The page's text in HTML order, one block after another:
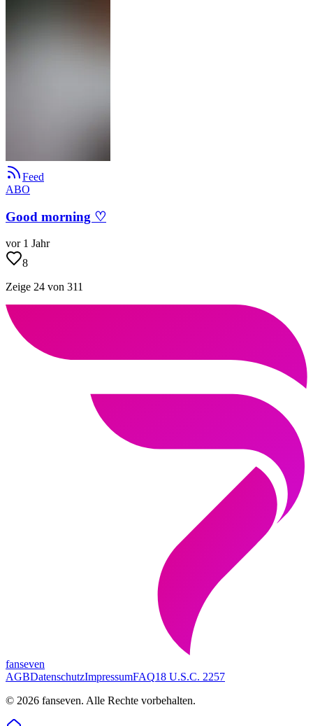
Feed
ABO
Good morning ♡
vor 1 Jahr
8
Zeige 24 von 311
fanseven
AGBDatenschutzImpressumFAQ18 U.S.C. 2257
© 2026 fanseven. Alle Rechte vorbehalten.